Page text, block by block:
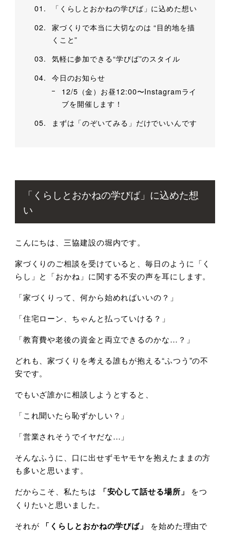
「くらしとおかねの学びば」に込めた想い
家づくりで本当に大切なのは “目的地を描
くこと”
気軽に参加できる“学びば”のスタイル
今日のお知らせ
12/5（金）お昼12:00〜Instagramライ
ブを開催します！
まずは「のぞいてみる」だけでいいんです
「くらしとおかねの学びば」に込めた想
い
こんにちは、三協建設の堀内です。
家づくりのご相談を受けていると、毎日のように「く
らし」と「おかね」に関する不安の声を耳にします。
「家づくりって、何から始めればいいの？」
「住宅ローン、ちゃんと払っていける？」
「教育費や老後の資金と両立できるのかな…？」
どれも、家づくりを考える誰もが抱える“ふつう”の不
安です。
でもいざ誰かに相談しようとすると、
「これ聞いたら恥ずかしい？」
「営業されそうでイヤだな…」
そんなふうに、口に出せずモヤモヤを抱えたままの方
も多いと思います。
だからこそ、私たちは
「安心して話せる場所」
をつ
くりたいと思いました。
それが
「くらしとおかねの学びば」
を始めた理由で